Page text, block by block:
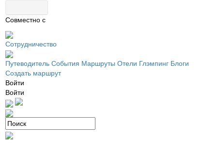
Совместно с
Сотрудничество
Путеводитель События Маршруты Отели Глэмпинг Блоги
Создать маршрут
Войти
Войти